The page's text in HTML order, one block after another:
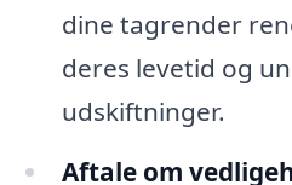
dine tagrender
deres levetid og
udskiftninger.
Aftale om